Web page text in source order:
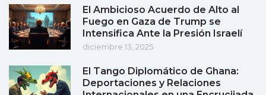
El Ambicioso Acuerdo de Alto al
Fuego en Gaza de Trump se
Intensifica Ante la Presión Israelí
diciembre 13, 2025
El Tango Diplomático de Ghana:
Deportaciones y Relaciones